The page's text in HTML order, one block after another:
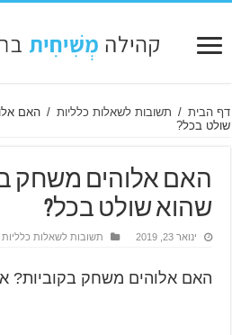
דף הבית / תשובות לשאלות כלליות / האם
שולט בכל?
האם אלוהים משחק
שהוא שולט בכל?
ינואר 23, 2019 תשובות לשאלות כלליות
האם אלוהים משחק בקוביות?